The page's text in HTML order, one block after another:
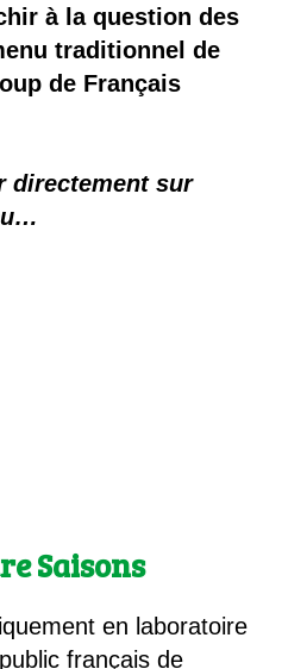
à la question des
traditionnel de
de Français
directement sur
Saisons
en laboratoire
français de